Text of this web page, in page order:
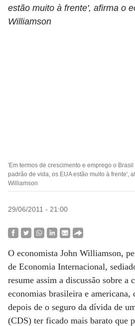
estão muito à frente', afirma o
Williamson
'Em termos de crescimento e emprego o
padrão de vida, os EUA estão muito à frente',
Williamson
29/06/2011 - 21:00
O economista John Williamson,
de Economia Internacional,
resume assim a discussão sobre a
economias brasileira e americana,
depois de o seguro da dívida de
(CDS) ter ficado mais barato que